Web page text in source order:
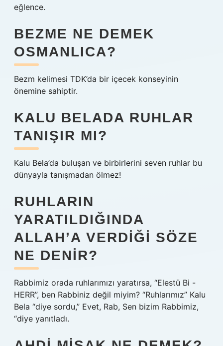
eğlence.
BEZME NE DEMEK
OSMANLICA?
Bezm kelimesi TDK’da bir içecek konseyinin
önemine sahiptir.
KALU BELADA RUHLAR
TANIŞIR MI?
Kalu Bela’da buluşan ve birbirlerini seven ruhlar bu
dünyayla tanışmadan ölmez!
RUHLARIN
YARATILDIĞINDA
ALLAH’A VERDIĞI SÖZE
NE DENIR?
Rabbimiz orada ruhlarımızı yaratırsa, “Elestü Bi -
HERR”, ben Rabbiniz değil miyim? “Ruhlarımız” Kalu
Bela “diye sordu,” Evet, Rab, Sen bizim Rabbimiz,
“diye yanıtladı.